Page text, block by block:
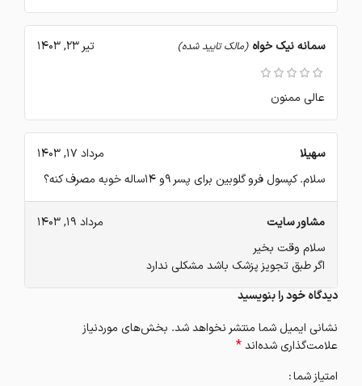
سمانه نیک خواه (مالک تایید شده) تیر 23, 1403
عالی ممنون
سهیلا
مرداد 17, 1403
سلام. کپسول فرو گلوبین برای پسر ۹و ۱۴ساله خوبه مصرف کنه؟
مشاور سایت
مرداد 19, 1403
سلام وقت بخیر
اگر طبق تجویز پزشک باشد مشکلی ندارد
دیدگاه خود را بنویسید
نشانی ایمیل شما منتشر نخواهد شد. بخش‌های موردنیاز
علامت‌گذاری شده‌اند*
امتیاز شما